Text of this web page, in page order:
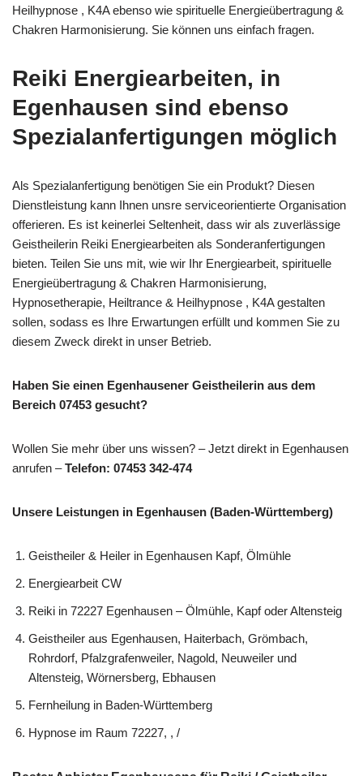
Heilhypnose , K4A ebenso wie spirituelle Energieübertragung &
Chakren Harmonisierung. Sie können uns einfach fragen.
Reiki Energiearbeiten, in
Egenhausen sind ebenso
Spezialanfertigungen möglich
Als Spezialanfertigung benötigen Sie ein Produkt? Diesen
Dienstleistung kann Ihnen unsre serviceorientierte Organisation
offerieren. Es ist keinerlei Seltenheit, dass wir als zuverlässige
Geistheilerin Reiki Energiearbeiten als Sonderanfertigungen
bieten. Teilen Sie uns mit, wie wir Ihr Energiearbeit, spirituelle
Energieübertragung & Chakren Harmonisierung,
Hypnosetherapie, Heiltrance & Heilhypnose , K4A gestalten
sollen, sodass es Ihre Erwartungen erfüllt und kommen Sie zu
diesem Zweck direkt in unser Betrieb.
Haben Sie einen Egenhausener Geistheilerin aus dem
Bereich 07453 gesucht?
Wollen Sie mehr über uns wissen? – Jetzt direkt in Egenhausen
anrufen –Telefon: 07453 342-474
Unsere Leistungen in Egenhausen (Baden-Württemberg)
Geistheiler & Heiler in Egenhausen Kapf, Ölmühle
Energiearbeit CW
Reiki in 72227 Egenhausen – Ölmühle, Kapf oder Altensteig
Geistheiler aus Egenhausen, Haiterbach, Grömbach,
Rohrdorf, Pfalzgrafenweiler, Nagold, Neuweiler und
Altensteig, Wörnersberg, Ebhausen
Fernheilung in Baden-Württemberg
Hypnose im Raum 72227, , /